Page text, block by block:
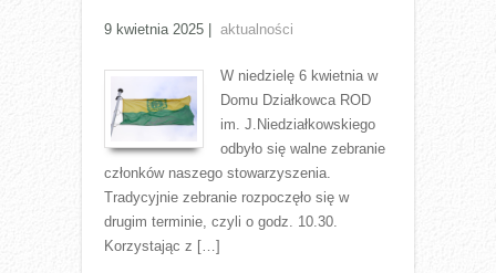
9 kwietnia 2025 aktualności
W niedzielę 6 kwietnia w
Domu Działkowca ROD
im. J.Niedziałkowskiego
odbyło się walne zebranie
członków naszego stowarzyszenia.
Tradycyjnie zebranie rozpoczęło się w
drugim terminie, czyli o godz. 10.30.
Korzystając z […]